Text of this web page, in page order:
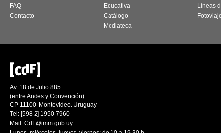
FAQ
Contacto
Educativa
Catálogo
Mediateca
Líneas
Av. 18 de Julio 885
(entre Andes y Convención)
CP 11100. Montevideo. Uruguay
Tel: [598 2] 1950 7960
Mail: CdF@imm.gub.uy